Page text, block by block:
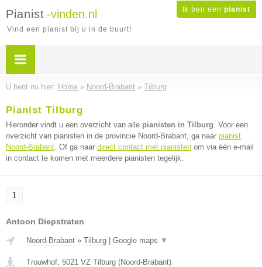
Ik ben een pianist
Pianist -vinden.nl
Vind een pianist bij u in de buurt!
U bent nu hier: Home » Noord-Brabant » Tilburg
Pianist Tilburg
Hieronder vindt u een overzicht van alle pianisten in Tilburg. Voor een
overzicht van pianisten in de provincie Noord-Brabant, ga naar pianist
Noord-Brabant. Of ga naar direct contact met pianisten om via één e-mail
in contact te komen met meerdere pianisten tegelijk.
1
Antoon Diepstraten
Noord-Brabant » Tilburg Google maps ▼
Trouwhof, 5021 VZ Tilburg (Noord-Brabant)